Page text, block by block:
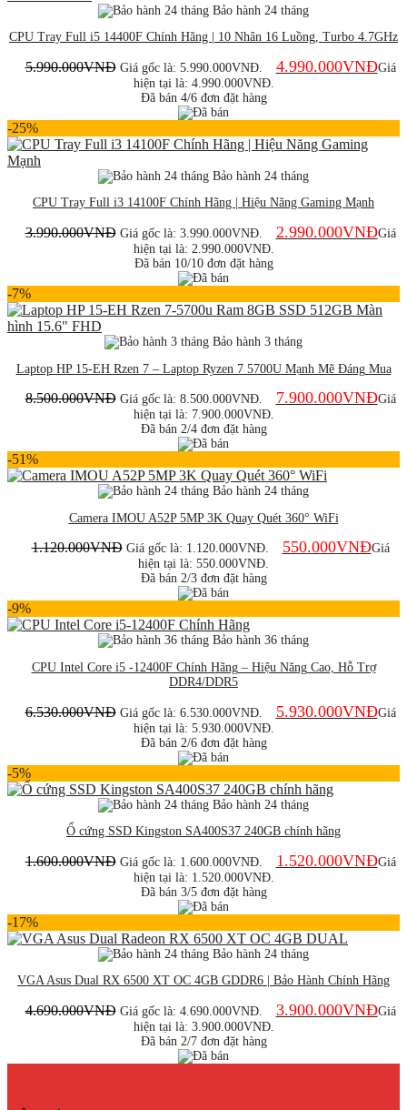
Bảo hành 24 tháng
CPU Tray Full i5 14400F Chính Hãng | 10 Nhân 16 Luồng, Turbo 4.7GHz
5.990.000VNĐ Giá gốc là: 5.990.000VNĐ. 4.990.000VNĐGiá
hiện tại là: 4.990.000VNĐ.
Đã bán 4/6 đơn đặt hàng
-25%
Bảo hành 24 tháng
CPU Tray Full i3 14100F Chính Hãng | Hiệu Năng Gaming Mạnh
3.990.000VNĐ Giá gốc là: 3.990.000VNĐ. 2.990.000VNĐGiá
hiện tại là: 2.990.000VNĐ.
Đã bán 10/10 đơn đặt hàng
-7%
Bảo hành 3 tháng
Laptop HP 15-EH Rzen 7 – Laptop Ryzen 7 5700U Mạnh Mẽ Đáng Mua
8.500.000VNĐ Giá gốc là: 8.500.000VNĐ. 7.900.000VNĐGiá
hiện tại là: 7.900.000VNĐ.
Đã bán 2/4 đơn đặt hàng
-51%
Bảo hành 24 tháng
Camera IMOU A52P 5MP 3K Quay Quét 360° WiFi
1.120.000VNĐ Giá gốc là: 1.120.000VNĐ. 550.000VNĐGiá
hiện tại là: 550.000VNĐ.
Đã bán 2/3 đơn đặt hàng
-9%
Bảo hành 36 tháng
CPU Intel Core i5 -12400F Chính Hãng – Hiệu Năng Cao, Hỗ Trợ
DDR4/DDR5
6.530.000VNĐ Giá gốc là: 6.530.000VNĐ. 5.930.000VNĐGiá
hiện tại là: 5.930.000VNĐ.
Đã bán 2/6 đơn đặt hàng
-5%
Bảo hành 24 tháng
Ổ cứng SSD Kingston SA400S37 240GB chính hãng
1.600.000VNĐ Giá gốc là: 1.600.000VNĐ. 1.520.000VNĐGiá
hiện tại là: 1.520.000VNĐ.
Đã bán 3/5 đơn đặt hàng
-17%
Bảo hành 24 tháng
VGA Asus Dual RX 6500 XT OC 4GB GDDR6 | Bảo Hành Chính Hãng
4.690.000VNĐ Giá gốc là: 4.690.000VNĐ. 3.900.000VNĐGiá
hiện tại là: 3.900.000VNĐ.
Đã bán 2/7 đơn đặt hàng